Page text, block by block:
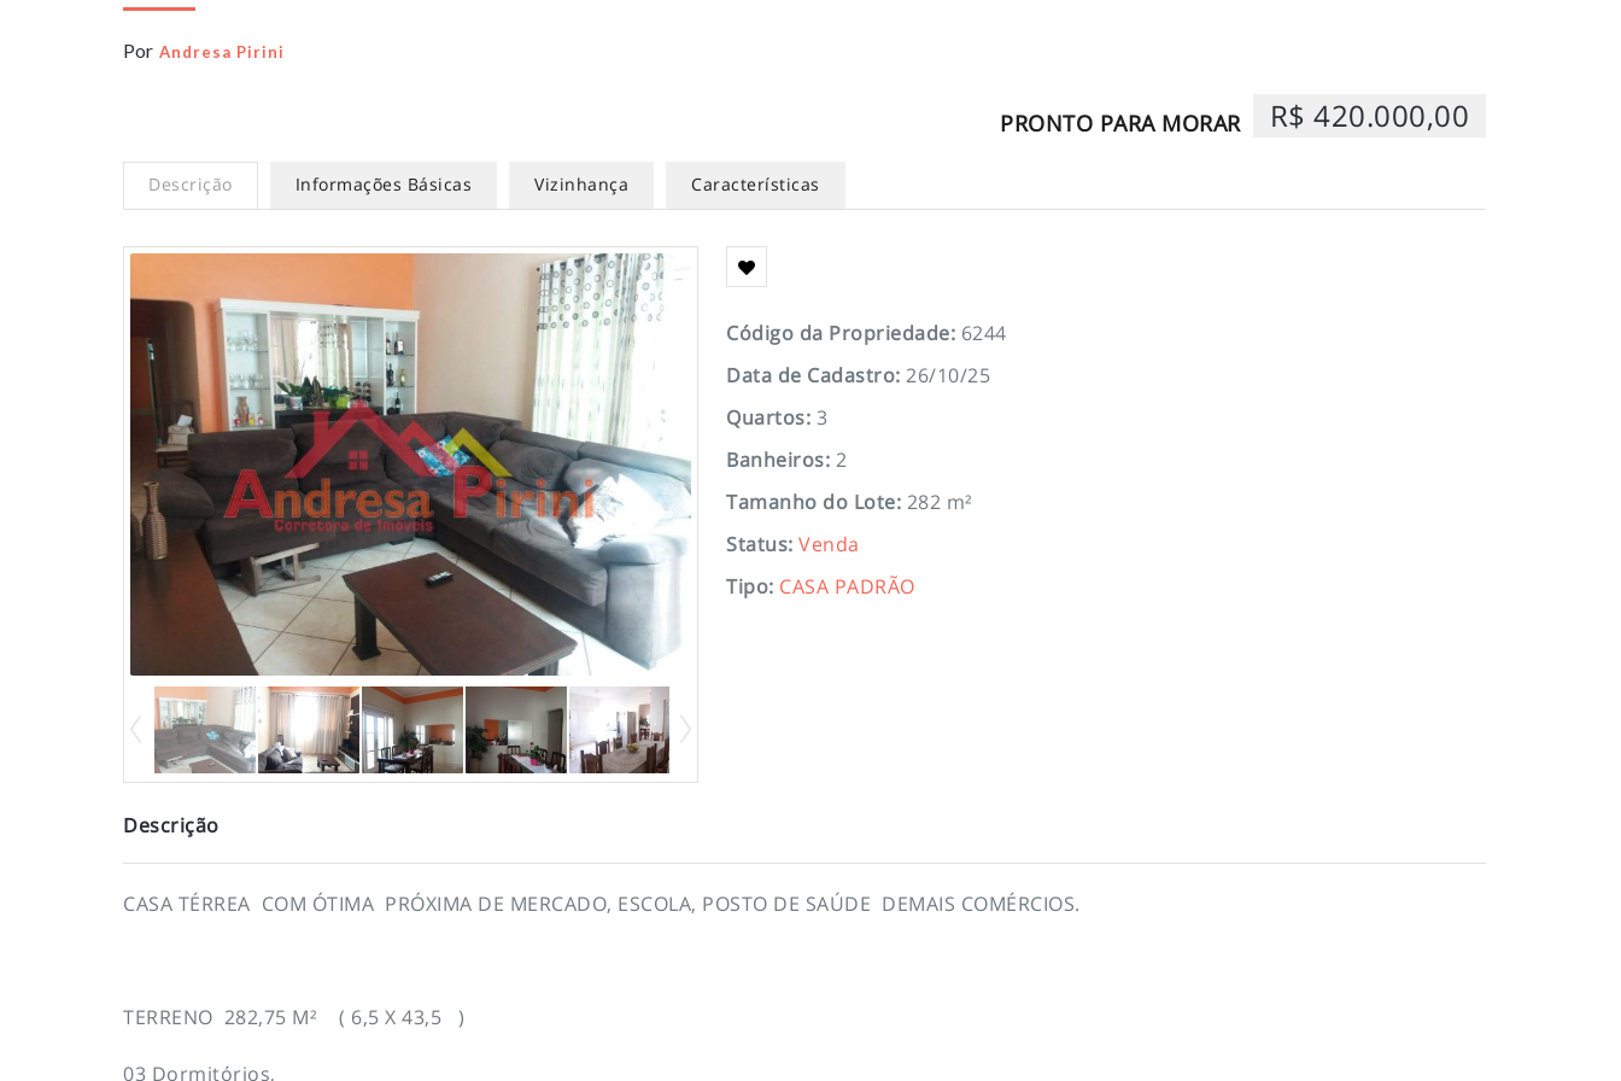
Por Andresa Pirini
PRONTO PARA MORAR R$ 420.000,00
Descrição Informações Básicas Vizinhança Características
Código da Propriedade: 6244
Data de Cadastro: 26/10/25
Quartos: 3
Banheiros: 2
Tamanho do Lote: 282 m²
Status: Venda
Tipo: CASA PADRÃO
Descrição
CASA TÉRREA COM ÓTIMA PRÓXIMA DE MERCADO, ESCOLA, POSTO DE SAÚDE DEMAIS COMÉRCIOS.
TERRENO 282,75 M² ( 6,5 X 43,5 )
03 Dormitórios,